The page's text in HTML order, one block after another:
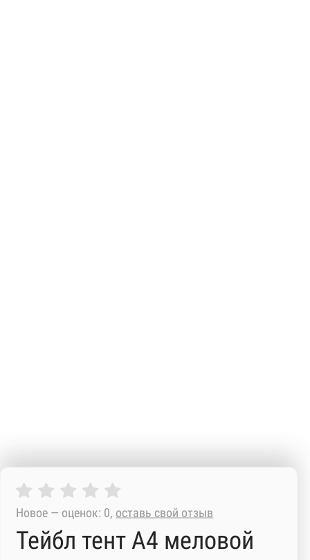
Новое — оценок: 0, оставь свой отзыв
Тейбл тент А4 меловой